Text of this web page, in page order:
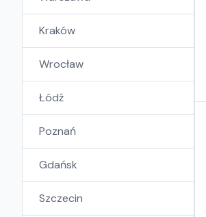
Kraków
Wrocław
Łódź
Poznań
Gdańsk
Szczecin